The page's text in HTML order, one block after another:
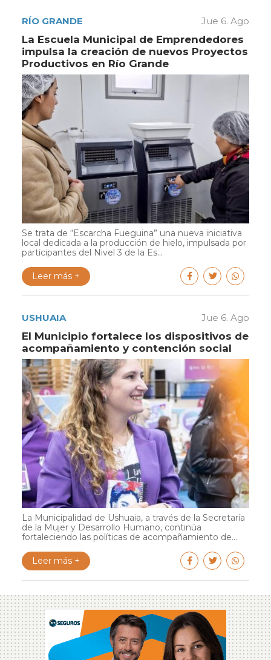
RÍO GRANDE Jue 6. Ago
La Escuela Municipal de Emprendedores
impulsa la creación de nuevos Proyectos
Productivos en Río Grande
Se trata de “Escarcha Fueguina” una nueva iniciativa
local dedicada a la producción de hielo, impulsada por
participantes del Nivel 3 de la Es...
Leer más +
USHUAIA Jue 6. Ago
El Municipio fortalece los dispositivos de
acompañamiento y contención social
La Municipalidad de Ushuaia, a través de la Secretaría
de la Mujer y Desarrollo Humano, continúa
fortaleciendo las políticas de acompañamiento de...
Leer más +